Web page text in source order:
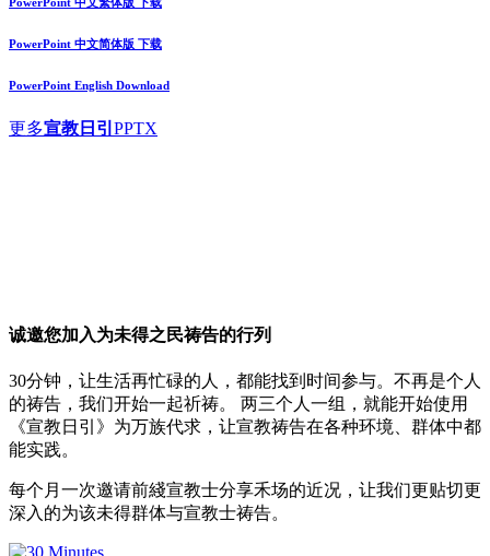
PowerPoint 中文简体版 下载
PowerPoint English Download
更多宣教日引 PPTX
诚邀您加入为未得之民祷告的行列
30分钟，让生活再忙碌的人，都能找到时间参与。不再是个人
的祷告，我们开始一起祈祷。 两三个人一组，就能开始使用
《宣教日引》为万族代求，让宣教祷告在各种环境、群体中都
能实践。
每个月一次邀请前綫宣教士分享禾场的近况，让我们更贴切更
深入的为该未得群体与宣教士祷告。